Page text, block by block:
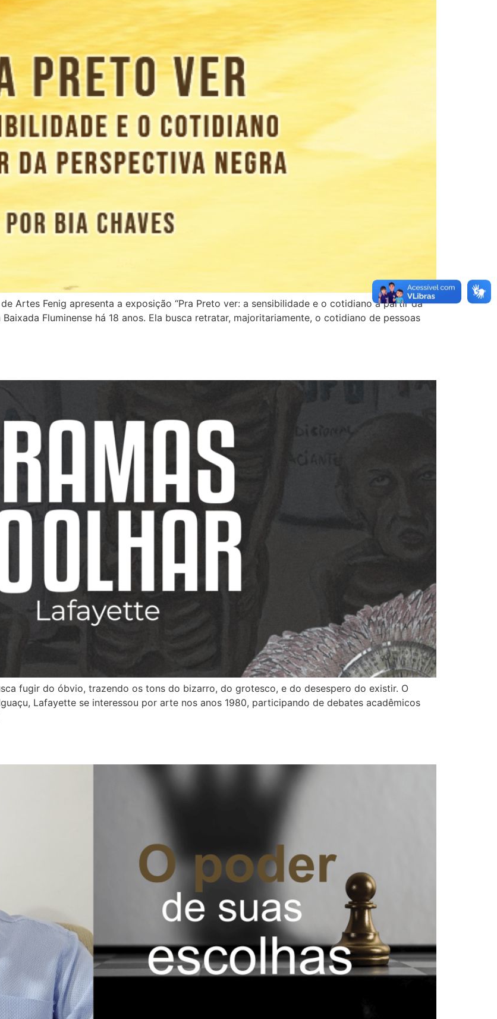
Artes Fenig apresenta a exposição “Pra Preto ver: a sensibilidade e o cotidiano a partir da
Fluminense há 18 anos. Ela busca retratar, majoritariamente, o cotidiano de pessoas
fugir do óbvio, trazendo os tons do bizarro, do grotesco, e do desespero do existir. O
Lafayette se interessou por arte nos anos 1980, participando de debates acadêmicos